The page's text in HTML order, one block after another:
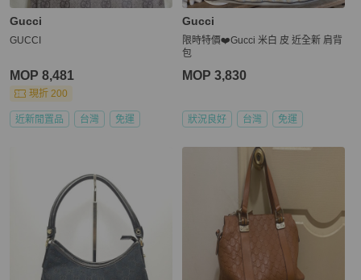
Gucci
GUCCI
MOP 8,481
現折 200
近新閒置品 台灣 免運
Gucci
限時特價❤️Gucci 米白 皮 近全新 肩背
包
MOP 3,830
狀況良好 台灣 免運